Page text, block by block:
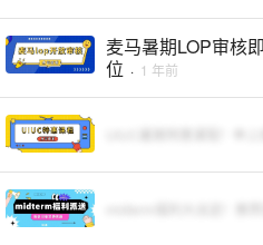
麦马暑期LOP审核
位 · 1 年前